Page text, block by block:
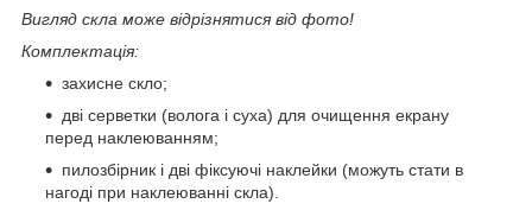
Вигляд скла може відрізнятися від фото!
Комплектація:
захисне скло;
дві серветки (волога і суха) для очищення екрану
перед наклеюванням;
пилозбірник і дві фіксуючі наклейки (можуть стати в
нагоді при наклеюванні скла).